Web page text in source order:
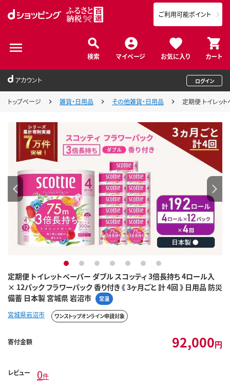
検索 マイページ お気に入り カート
ご利用可能ポイント
アカウント ログイン
トップページ 雑貨・日用品 その他雑貨・日用品 定期便 トイレッ
定期便 トイレットペーパー ダブル スコッティ 3倍長持ち 4ロール入
× 12パック フラワーパック 香り付き 《 3ヶ月ごと 計 4回 》 日用品 防災
備蓄 日本製 宮城県 岩沼市
常温
1 2 3 4 5 6 7
宮城県岩沼市 ワンストップオンライン申請対象
寄付金額 92,000円
レビュー 0件